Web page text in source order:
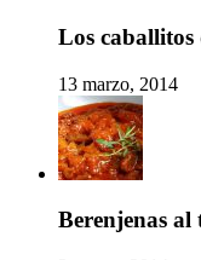
Los caballitos
13 marzo, 2014
Berenjenas